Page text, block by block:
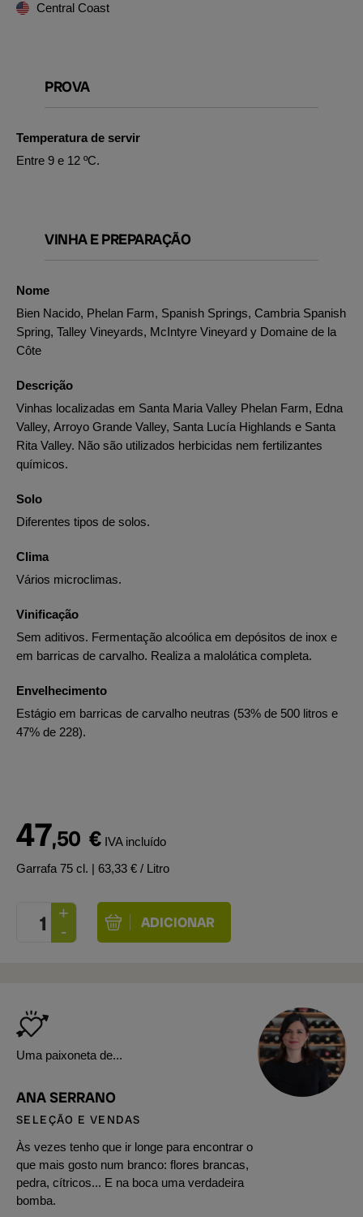
Central Coast
PROVA
Temperatura de servir
Entre 9 e 12 ºC.
VINHA E PREPARAÇÃO
Nome
Bien Nacido, Phelan Farm, Spanish Springs, Cambria Spanish
Spring, Talley Vineyards, McIntyre Vineyard y Domaine de la
Côte
Descrição
Vinhas localizadas em Santa Maria Valley Phelan Farm, Edna
Valley, Arroyo Grande Valley, Santa Lucía Highlands e Santa
Rita Valley. Não são utilizados herbicidas nem fertilizantes
químicos.
Solo
Diferentes tipos de solos.
Clima
Vários microclimas.
Vinificação
Sem aditivos. Fermentação alcoólica em depósitos de inox e
em barricas de carvalho. Realiza a malolática completa.
Envelhecimento
Estágio em barricas de carvalho neutras (53% de 500 litros e
47% de 228).
47,50 € IVA incluído
Garrafa 75 cl. | 63,33 € / Litro
Uma paixoneta de...
ANA SERRANO
SELEÇÃO E VENDAS
Às vezes tenho que ir longe para encontrar o
que mais gosto num branco: flores brancas,
pedra, cítricos... E na boca uma verdadeira
bomba.